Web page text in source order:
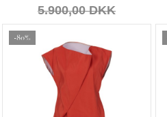
5.900,00 DKK
-80%